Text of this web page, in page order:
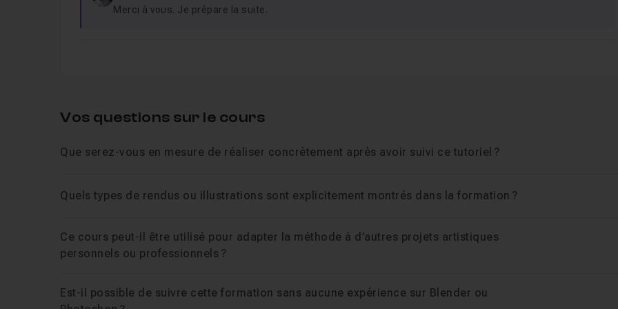
Merci à vous. Je prépare la suite.
Vos questions sur le cours
Que serez-vous en mesure de réaliser concrètement après avoir suivi ce tutoriel ?
Quels types de rendus ou illustrations sont explicitement montrés dans la formation ?
Ce cours peut-il être utilisé pour adapter la méthode à d’autres projets artistiques
personnels ou professionnels ?
Est-il possible de suivre cette formation sans aucune expérience sur Blender ou